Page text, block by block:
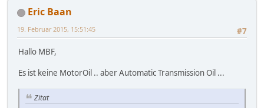
Eric Baan
#7
19. Februar 2015, 15:51:45
Hallo MBF,
Es ist keine MotorOil .. aber Automatic Transmission Oil ...
Zitat